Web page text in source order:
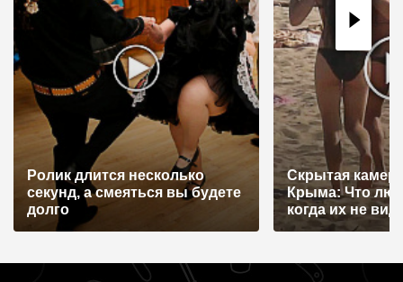
Ролик длится несколько
секунд, а смеяться вы будете
долго
Скрытая
Крыма: Что
когда их не